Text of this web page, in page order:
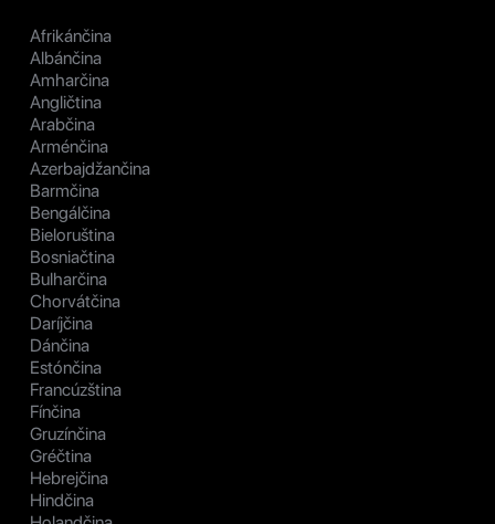
Afrikánčina
Albánčina
Amharčina
Angličtina
Arabčina
Arménčina
Azerbajdžančina
Barmčina
Bengálčina
Bieloruština
Bosniačtina
Bulharčina
Chorvátčina
Daríjčina
Dánčina
Estónčina
Francúzština
Fínčina
Gruzínčina
Gréčtina
Hebrejčina
Hindčina